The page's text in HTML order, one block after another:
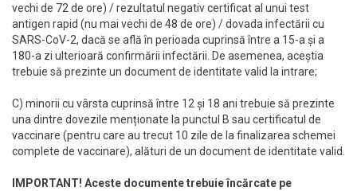
vechi de 72 de ore) / rezultatul negativ certificat al unui test
antigen rapid (nu mai vechi de 48 de ore) / dovada infectării cu
SARS-CoV-2, dacă se află în perioada cuprinsă între a 15-a și a
180-a zi ulterioară confirmării infectării. De asemenea, aceștia
trebuie să prezinte un document de identitate valid la intrare;
C) minorii cu vârsta cuprinsă între 12 și 18 ani trebuie să prezinte
una dintre dovezile menționate la punctul B sau certificatul de
vaccinare (pentru care au trecut 10 zile de la finalizarea schemei
complete de vaccinare), alături de un document de identitate valid.
IMPORTANT! Aceste documente trebuie încărcate pe